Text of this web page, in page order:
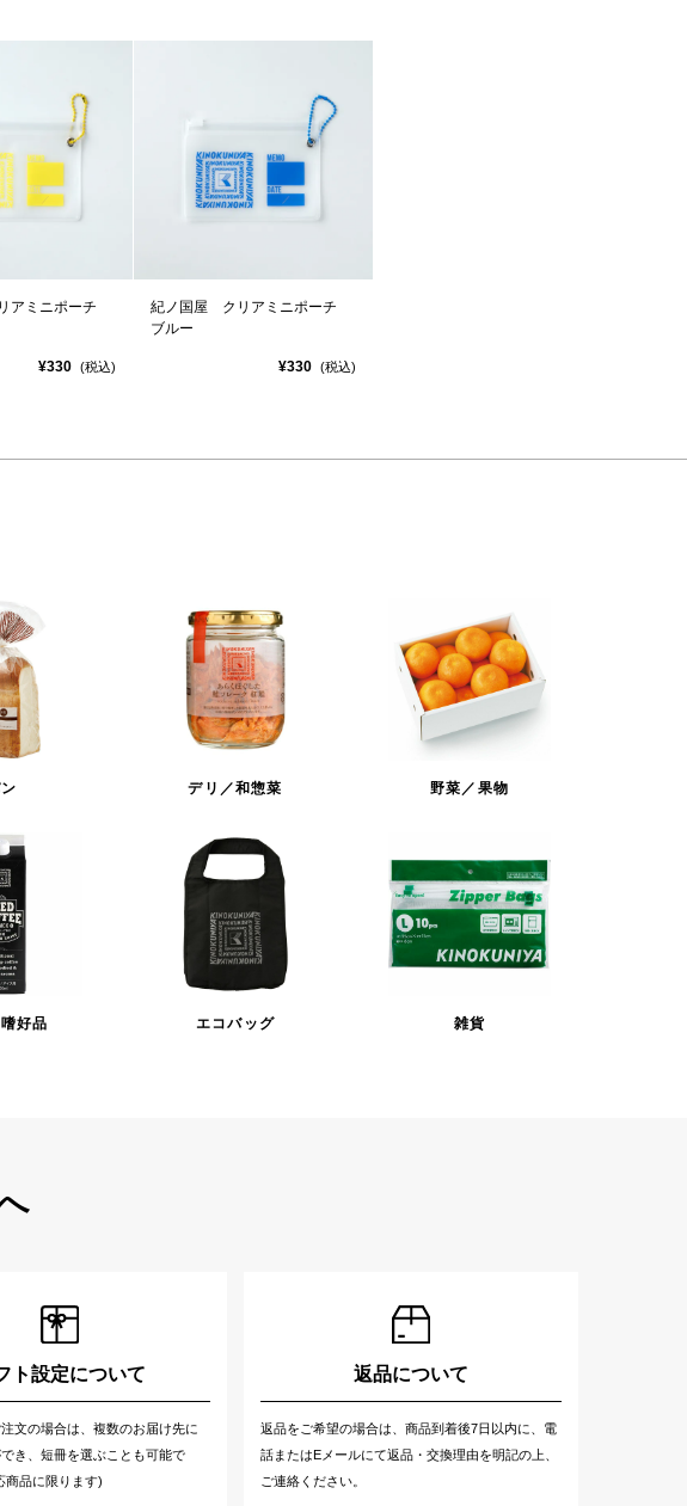
アミニポーチ
¥330 (税込)
紀ノ国屋 クリアミニポーチ
ブルー
¥330 (税込)
デリ／和惣菜 野菜／果物
好品 エコバッグ 雑貨
ト設定について
文の場合は、複数のお届け先に
き、短冊を選ぶことも可能で
商品に限ります)
返品について
返品をご希望の場合は、商品到着後7日以内に、電
話またはEメールにて返品・交換理由を明記の上、
ご連絡ください。